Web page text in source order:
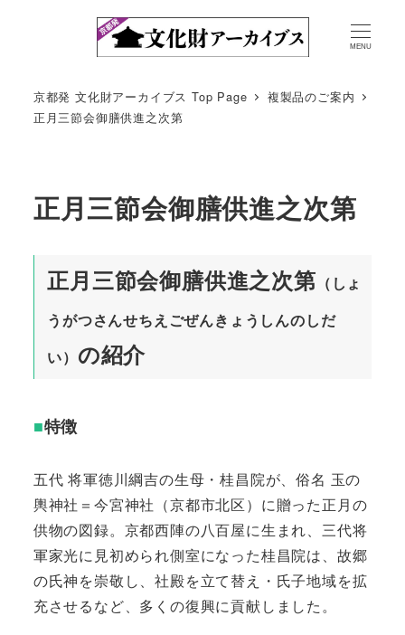
MENU
京都発 文化財アーカイブス Top Page
複製品のご案内
正月三節会御膳供進之次第
正月三節会御膳供進之次第
正月三節会御膳供進之次第 （しょ
うがつさんせちえごぜんきょうしんのしだ
い） の紹介
■特徴
五代 将軍徳川綱吉の生母・桂昌院が、俗名 玉の
輿神社＝今宮神社（京都市北区）に贈った正月の
供物の図録。京都西陣の八百屋に生まれ、三代将
軍家光に見初められ側室になった桂昌院は、故郷
の氏神を崇敬し、社殿を立て替え・氏子地域を拡
充させるなど、多くの復興に貢献しました。